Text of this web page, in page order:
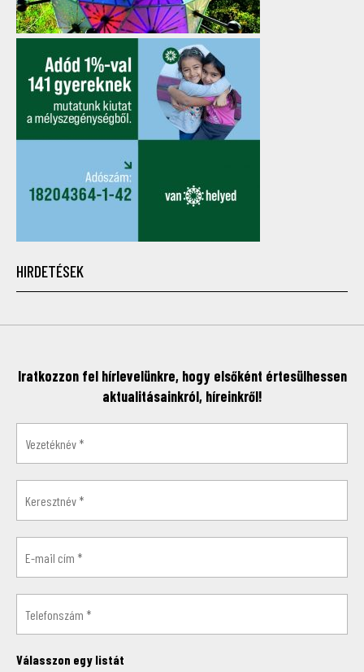
HIRDETÉSEK
Iratkozzon fel hírlevelünkre, hogy elsőként értesülhessen
aktualitásainkról, híreinkről!
Válasszon egy listát